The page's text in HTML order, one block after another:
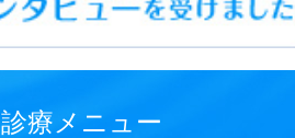
診療メニュー